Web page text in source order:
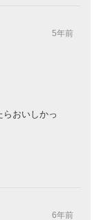
5年前
おいしかっ
6年前
／